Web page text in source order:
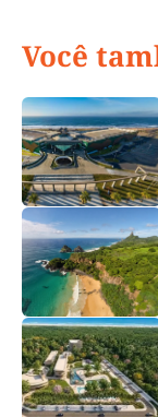
Você